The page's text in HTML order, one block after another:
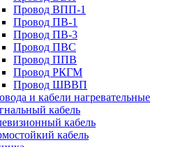
Провод ВПП-1
Провод ПВ-1
Провод ПВ-3
Провод ПВС
Провод ППВ
Провод РКГМ
Провод ШВВП
и кабели нагревательные
кабель
кабель
кабель